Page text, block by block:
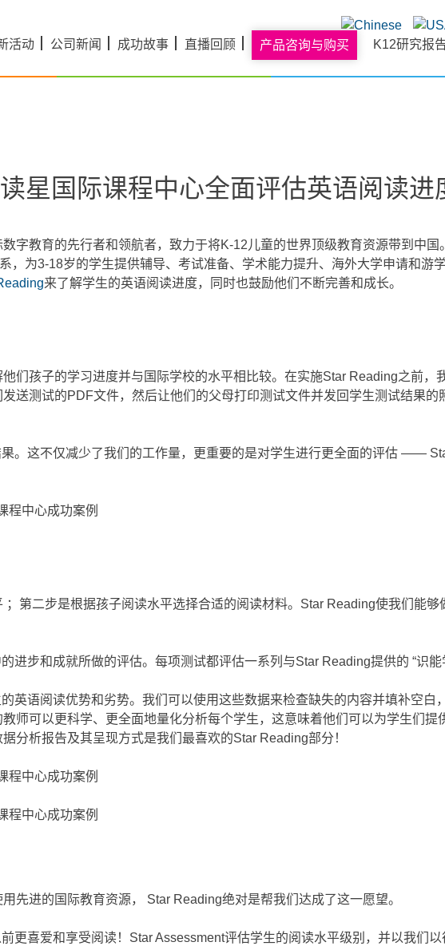
活动 公司新闻 成功故事 直播回顾 产品咨询与购买 K12研究报
星国际课程中心全面评估英语阅读进
字教育的先行者和领航者，致力于将K-12儿童的世界顶级教育资源带到中
，为3-18岁的学生提供辅导、考试准备、学术能力提升、海外大学申请和游
来了解学生的英语阅读进度，同时也鼓励他们不断完善和成长。
们孩子的学习进度并与国际学校的水平相比较。在实施Star Reading之前，
送测试的PDF文件，然后让他们的父母打印测试文件并发回学生测试结果的
。这不仅减少了我们的工作量，更重要的是对学生进行更全面的评估 ——
第二步是根据孩子阅读水平选择合适的阅读材料。Star Reading使我们能够
步和成就所做的评估。每项测试都评估一系列与Star Reading提供的 “识能
英语阅读优势和劣势。我们可以使用这些数据来检查缺失的内容并填补空白
师可以更科学、更全面地量化分析每个学生，这意味着他们可以为学生们提
分析报告及其呈现方式是我们最喜欢的Star Reading部分！
先进的国际教育资源， Star Reading绝对是帮我们达成了这一愿望。
更喜爱和享受阅读！Star Assessment评估学生的阅读水平级别，并以我们